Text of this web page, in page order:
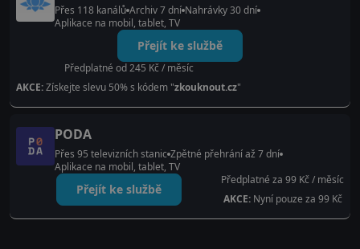
Přes 118 kanálů Archiv 7 dní Nahrávky 30 dní
Aplikace na mobil, tablet, TV
Přejít ke službě
Předplatné od 245 Kč / měsíc
AKCE:Získejte slevu 50% s kódem "zkouknout.cz"
PODA
Přes 95 televizních stanic Zpětné přehrání až 7 dní
Aplikace na mobil, tablet, TV
Přejít ke službě
Předplatné za 99 Kč / měsíc
AKCE:Nyní pouze za 99 Kč